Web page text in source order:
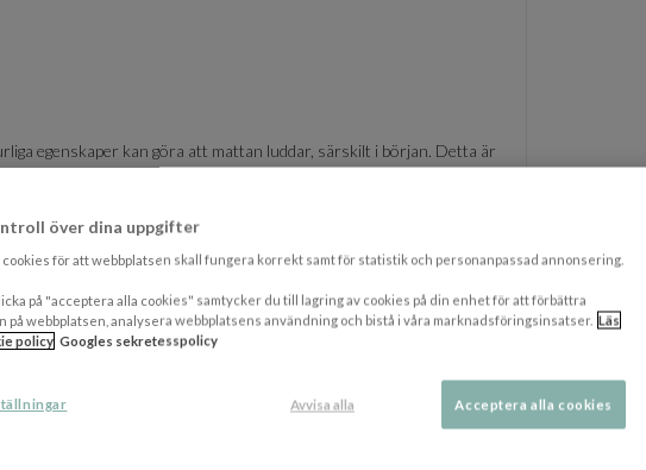
egenskaper kan göra att mattan luddar, särskilt i början. Detta är
kan du skaka mattan innan användning.
för att försiktigt skopa upp vätskan och sug sedan upp resterna
fibrerna. Undvik diskmedel eller tvål eftersom de löser upp
Använd ett munstycke utan borstar och dammsug endast
golvet under mattan. Mattans undersida bör också dammsugas
mattans kanter.
ojämn blekning rekommenderas att mattan roteras med
över dina uppgifter
för att webbplatsen skall fungera korrekt samt för statistik och personanpassad annonsering.
på "acceptera alla cookies" samtycker du till lagring av cookies på din enhet för att förbättra
på webbplatsen, analysera webbplatsens användning och bistå i våra marknadsföringsinsatser. Läs
policy Googles sekretesspolicy
Avvisa alla Acceptera alla cookies